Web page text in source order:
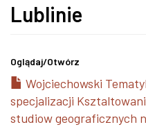
Lublinie
Oglądaj/Otwórz
Wojciechowski
specjalizacji
studiow geograficznych